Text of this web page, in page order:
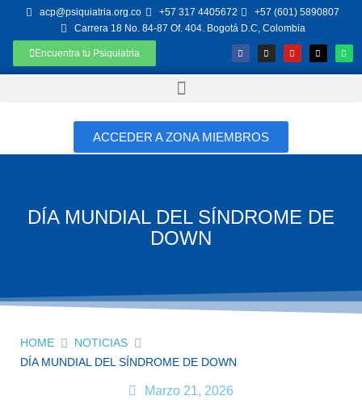
acp@psiquiatria.org.co +57 317 4405672
+57 (601) 5890807
Carrera 18 No. 84-87 Of. 404. Bogotá D.C, Colombia
Encuentra tu Psiquiatria
ACCEDER A ZONA MIEMBROS
DÍA MUNDIAL DEL SÍNDROME DE
DOWN
HOME
NOTICIAS
DÍA MUNDIAL DEL SÍNDROME DE DOWN
Marzo 21, 2026